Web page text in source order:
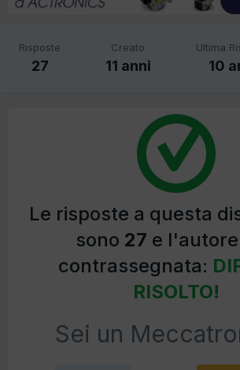
Risposte
27
Creato
11 anni
Ultima
10
Le risposte a questa
sono 27 e
contrassegnata:
RISOLTO!
Sei un